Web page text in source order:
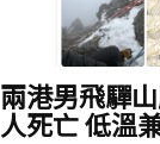
兩港男飛驒
人死亡 低溫